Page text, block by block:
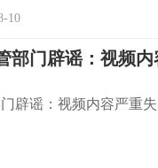
10
辟谣：视频内容严重